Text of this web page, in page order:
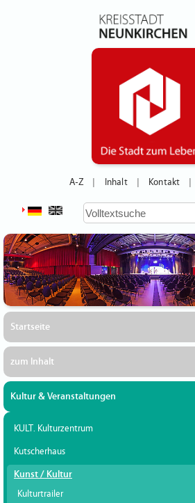
A-Z Inhalt Kontakt
Startseite
zum Inhalt
Kultur & Veranstaltungen
KULT. Kulturzentrum
Kutscherhaus
Kunst / Kultur
Kulturtrailer